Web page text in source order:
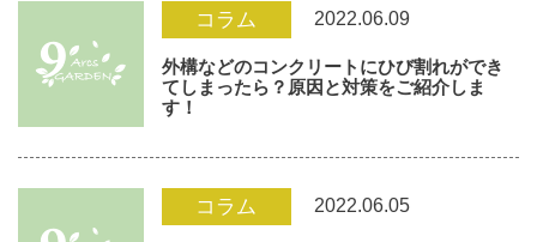
コラム 2022.06.09
外構などのコンクリートにひび割れができ
てしまったら？原因と対策をご紹介しま
す！
コラム 2022.06.05